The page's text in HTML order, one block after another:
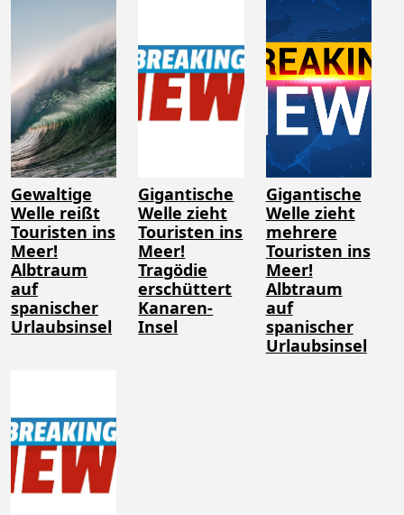
Gewaltige
Welle reißt
Touristen ins
Meer!
Albtraum
auf
spanischer
Urlaubsinsel
Gigantische
Welle zieht
Touristen ins
Meer!
Tragödie
erschüttert
Kanaren-
Insel
Gigantische
Welle zieht
mehrere
Touristen ins
Meer!
Albtraum
auf
spanischer
Urlaubsinsel